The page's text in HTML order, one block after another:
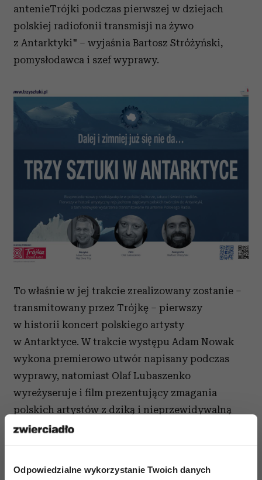
Odpowiedzialne wykorzystanie Twoich danych
antenieTrójki podczas pierwszej w dziejach
polskiej radiofonii transmisji na żywo
z Antarktyki" – wyjaśnia Bartosz Stróżyński,
pomysłodawca i szef wyprawy.
To właśnie w jej trakcie zrealizowany zostanie –
transmitowany przez Trójkę – pierwszy
w historii koncert polskiego artysty
w Antarktyce. W trakcie występu Adam Nowak
wykona premierowo utwór napisany podczas
wyprawy, natomiast Olaf Lubaszenko
wyreżyseruje i film prezentujący zmagania
polskich artystów z dziką i nieprzewidywalną
Antarktyki. Z kolei Bartosz Stróżyński podejmie
się wykonania cyklu fotografii w technice